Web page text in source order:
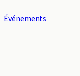
Événements